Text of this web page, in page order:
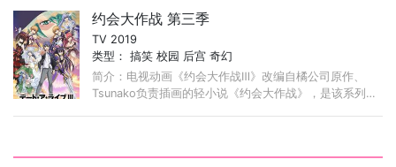
约会大作战 第三季
TV 2019
类型：搞笑 校园 后宫 奇幻
简介：电视动画《约会大作战Ⅲ》改编自橘公司原作、
Tsunako负责插画的轻小说《约会大作战》，是该系列电